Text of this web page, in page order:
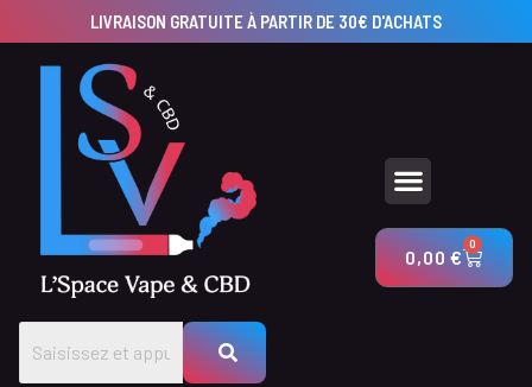
LIVRAISON GRATUITE À PARTIR DE 30€ D'ACHATS
0,00€
0